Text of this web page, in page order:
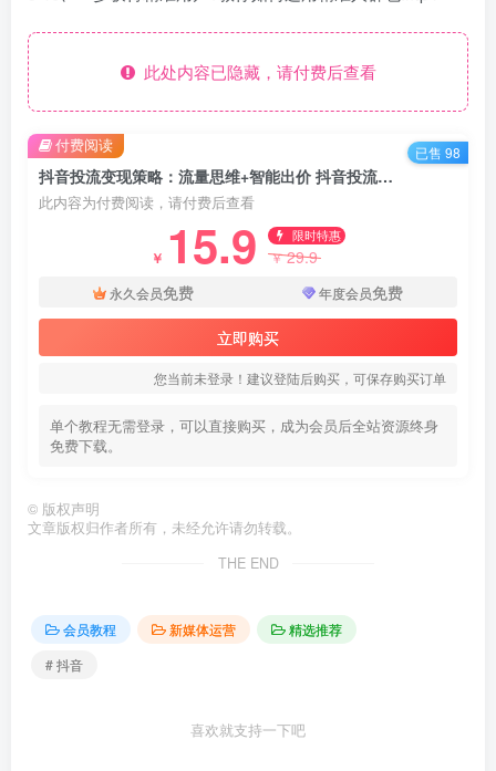
此处内容已隐藏，请付费后查看
抖音投流变现策略：流量思维+智能出价 抖音投流双引擎 开启变现加速模式
此内容为付费阅读，请付费后查看
￥ 15.9 限时特惠
￥29.9
永久会员免费 年度会员免费
立即购买
您当前未登录！建议登陆后购买，可保存购买订单
单个教程无需登录，可以直接购买，成为会员后全站资源终身
免费下载。
付费阅读 已售 98
© 版权声明
文章版权归作者所有，未经允许请勿转载。
THE END
会员教程 新媒体运营
精选推荐
# 抖音
喜欢就支持一下吧